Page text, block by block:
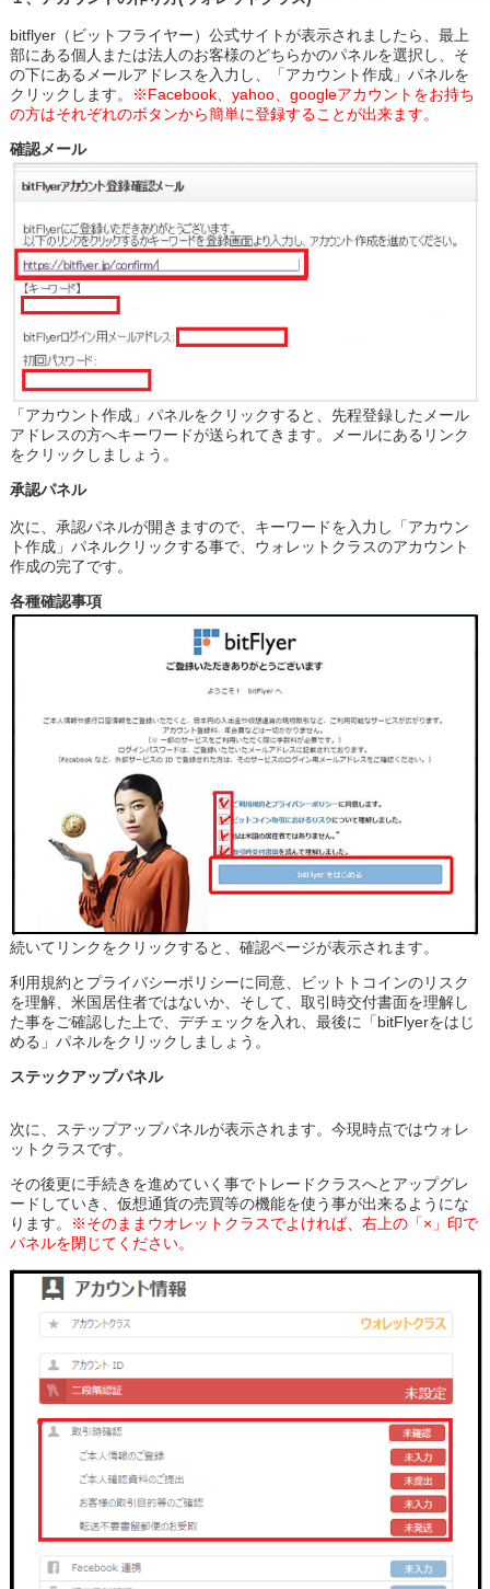
bitflyer（ビットフライヤー）公式サイトが表示されましたら、最上
部にある個人または法人のお客様のどちらかのパネルを選択し、そ
の下にあるメールアドレスを入力し、「アカウント作成」パネルを
クリックします。
※Facebook、yahoo、googleアカウントをお持ち
の方はそれぞれのボタンから簡単に登録することが出来ます。
確認メール
「アカウント作成」パネルをクリックすると、先程登録したメール
アドレスの方へキーワードが送られてきます。メールにあるリンク
をクリックしましょう。
承認パネル
次に、承認パネルが開きますので、キーワードを入力し「アカウン
ト作成」パネルクリックする事で、ウォレットクラスのアカウント
作成の完了です。
各種確認事項
続いてリンクをクリックすると、確認ページが表示されます。
利用規約とプライバシーポリシーに同意、ビットトコインのリスク
を理解、米国居住者ではないか、そして、取引時交付書面を理解し
た事をご確認した上で、デチェックを入れ、最後に「bitFlyerをはじ
める」パネルをクリックしましょう。
ステックアップパネル
次に、ステップアップパネルが表示されます。今現時点ではウォレ
ットクラスです。
その後更に手続きを進めていく事でトレードクラスへとアップグレ
ードしていき、仮想通貨の売買等の機能を使う事が出来るようにな
ります。
※そのままウオレットクラスでよければ、右上の「×」印で
パネルを閉じてください。